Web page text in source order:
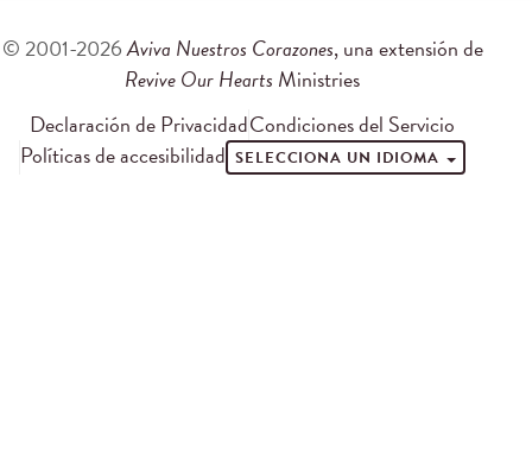
© 2001-2026Aviva Nuestros Corazones, una extensión de
Revive Our Hearts Ministries
Declaración de PrivacidadCondiciones del Servicio
Políticas de accesibilidad SELECCIONA UN IDIOMA